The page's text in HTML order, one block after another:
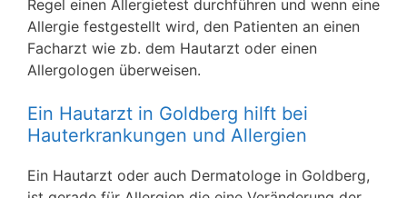
Regel einen Allergietest durchführen und wenn eine
Allergie festgestellt wird, den Patienten an einen
Facharzt wie zb. dem Hautarzt oder einen
Allergologen überweisen.
Ein Hautarzt in Goldberg hilft bei
Hauterkrankungen und Allergien
Ein Hautarzt oder auch Dermatologe in Goldberg,